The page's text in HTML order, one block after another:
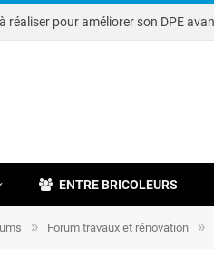
ENTRE BRICOLEURS
» Forum travaux et rénovation »